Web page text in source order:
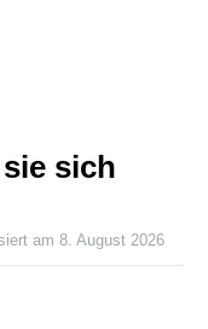
sich
am8. August 2026